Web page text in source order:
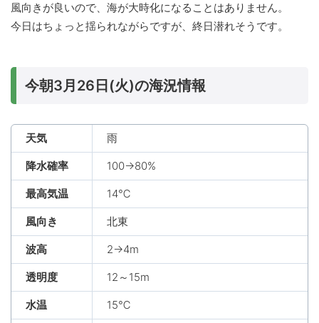
風向きが良いので、海が大時化になることはありません。
今日はちょっと揺られながらですが、終日潜れそうです。
今朝3月26日(火)の海況情報
天気 雨
降水確率 100→80%
最高気温 14℃
風向き 北東
波高 2→4m
透明度 12～15m
水温 15℃